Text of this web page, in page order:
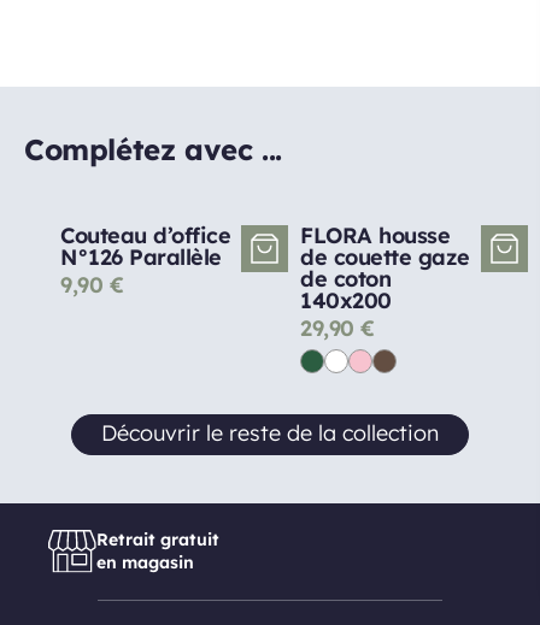
Complétez avec ...
Couteau d’office
N°126 Parallèle
9,90 €
FLORA housse
de couette gaze
de coton
140x200
29,90 €
Découvrir le reste de la collection
Retrait gratuit
en magasin